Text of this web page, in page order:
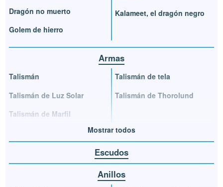
Dragón no muerto
Golem de hierro
Kalameet, el dragón negro
Armas
Talismán
Talismán de Luz Solar
Talismán de Marfil
Talismán de tela
Talismán de Thorolund
Mostrar todos
Escudos
Anillos